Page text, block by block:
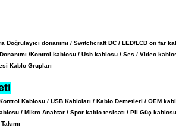
Doğrulayıcı donanımı / Switchcraft DC / LED/LCD ön far
/Kontrol kablosu / Usb kablosu / Ses / Video
Kablo Grupları
Kablosu / USB Kabloları / Kablo Demetleri / OEM
/ Mikro Anahtar / Spor kablo tesisatı / Pil Güç